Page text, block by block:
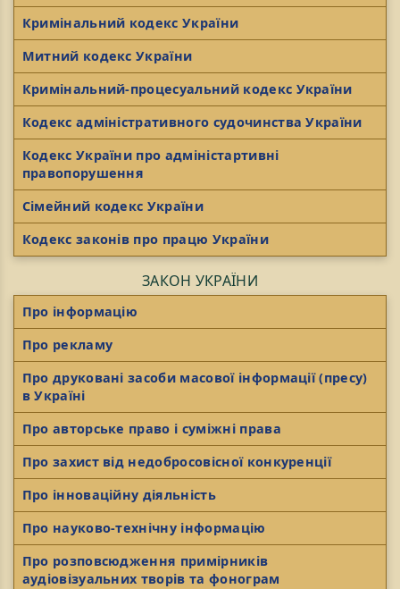
Кримінальний кодекс України
Митний кодекс України
Кримінальний-процесуальний кодекс України
Кодекс адміністративного судочинства України
Кодекс України про адміністартивні
правопорушення
Сімейний кодекс України
Кодекс законів про працю України
ЗАКОН УКРАЇНИ
Про інформацію
Про рекламу
Про друковані засоби масової інформації (пресу)
в Україні
Про авторське право і суміжні права
Про захист від недобросовісної конкуренції
Про інноваційну діяльність
Про науково-технічну інформацію
Про розповсюдження примірників
аудіовізуальних творів та фонограм